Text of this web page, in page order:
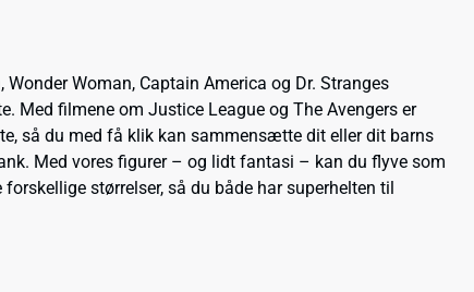
Woman, Captain America og Dr. Stranges
Med filmene om Justice League og The Avengers er
så du med få klik kan sammensætte dit eller dit barns
Med vores figurer – og lidt fantasi – kan du flyve som
størrelser, så du både har superhelten til